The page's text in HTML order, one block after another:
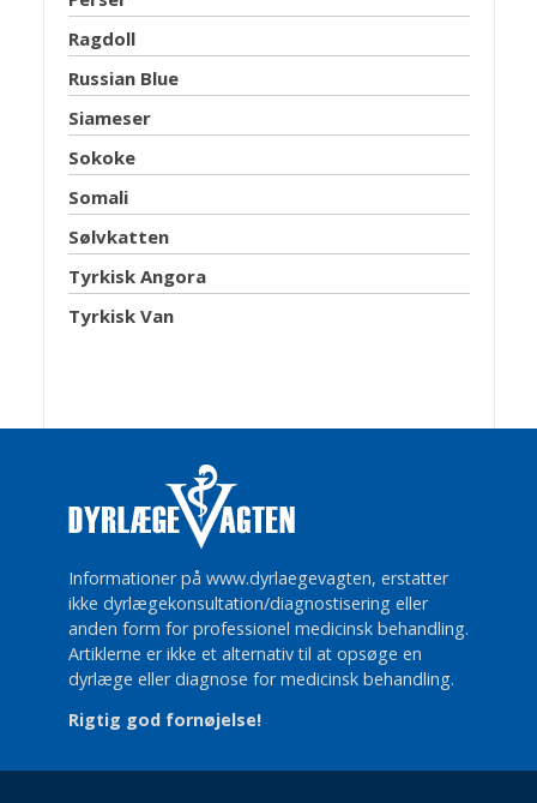
Ragdoll
Russian Blue
Siameser
Sokoke
Somali
Sølvkatten
Tyrkisk Angora
Tyrkisk Van
Informationer på www.dyrlaegevagten, erstatter
ikke dyrlægekonsultation/diagnostisering eller
anden form for professionel medicinsk behandling.
Artiklerne er ikke et alternativ til at opsøge en
dyrlæge eller diagnose for medicinsk behandling.
Rigtig god fornøjelse!